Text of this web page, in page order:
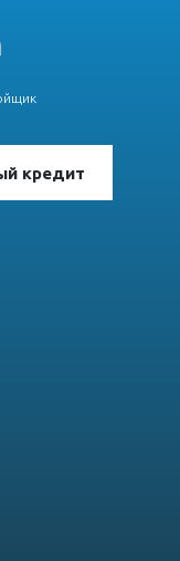
кредит